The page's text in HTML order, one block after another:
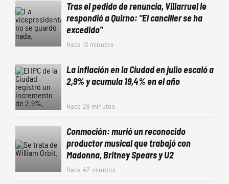
Tras el pedido de renuncia, Villarruel le
respondió a Quirno: "El canciller se ha
excedido"
Hace 13 minutos
La inflación en la Ciudad en julio escaló a
2,9% y acumula 19,4% en el año
Hace 29 minutos
Conmoción: murió un reconocido
productor musical que trabajó con
Madonna, Britney Spears y U2
Hace 42 minutos